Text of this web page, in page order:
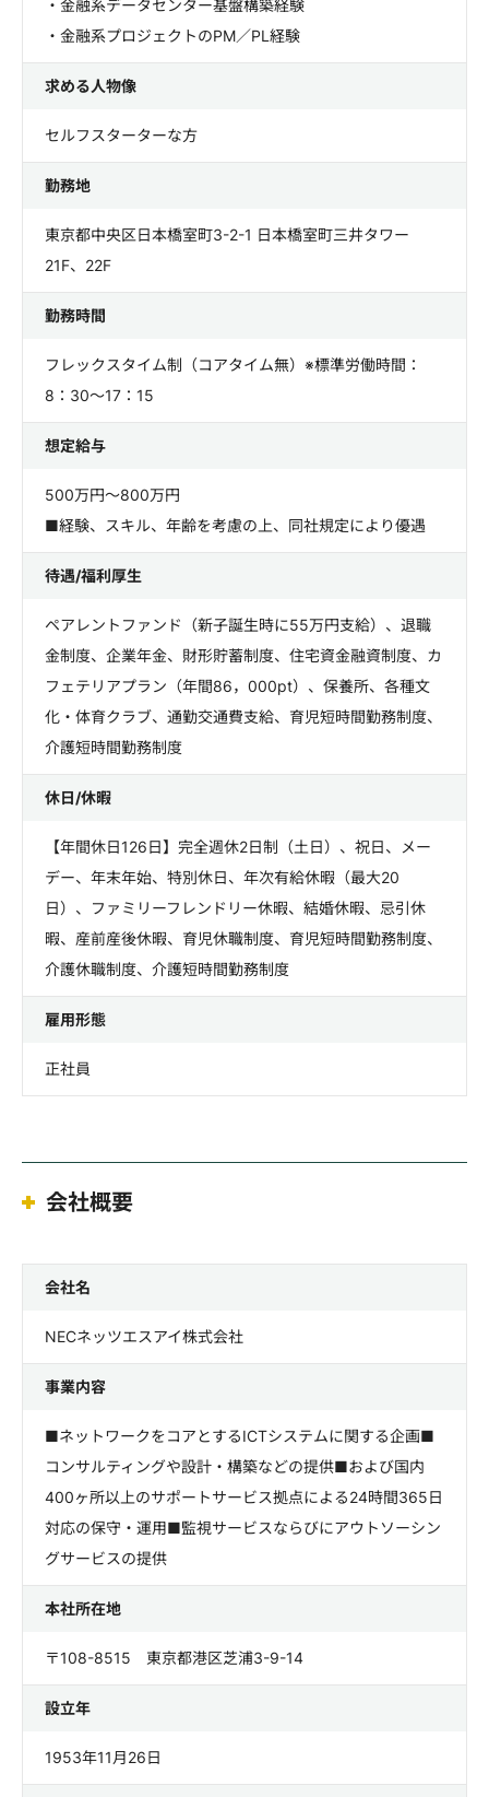
・金融系データセンター基盤構築経験
・金融系プロジェクトのPM／PL経験
求める人物像
セルフスターターな方
勤務地
東京都中央区日本橋室町3-2-1 日本橋室町三井タワー
21F、22F
勤務時間
フレックスタイム制（コアタイム無）※標準労働時間：
8：30～17：15
想定給与
500万円～800万円
■経験、スキル、年齢を考慮の上、同社規定により優遇
待遇/福利厚生
ペアレントファンド（新子誕生時に55万円支給）、退職
金制度、企業年金、財形貯蓄制度、住宅資金融資制度、カ
フェテリアプラン（年間86，000pt）、保養所、各種文
化・体育クラブ、通勤交通費支給、育児短時間勤務制度、
介護短時間勤務制度
休日/休暇
【年間休日126日】完全週休2日制（土日）、祝日、メー
デー、年末年始、特別休日、年次有給休暇（最大20
日）、ファミリーフレンドリー休暇、結婚休暇、忌引休
暇、産前産後休暇、育児休職制度、育児短時間勤務制度、
介護休職制度、介護短時間勤務制度
雇用形態
正社員
会社概要
会社名
NECネッツエスアイ株式会社
事業内容
■ネットワークをコアとするICTシステムに関する企画■
コンサルティングや設計・構築などの提供■および国内
400ヶ所以上のサポートサービス拠点による24時間365日
対応の保守・運用■監視サービスならびにアウトソーシン
グサービスの提供
本社所在地
〒108-8515 東京都港区芝浦3-9-14
設立年
1953年11月26日